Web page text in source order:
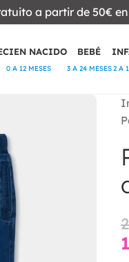
a partir de 50€
NACIDO
0 A 12 MESES
BEBÉ
3 A 24 MESES2 A